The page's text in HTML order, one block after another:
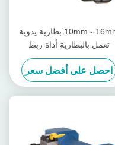
10mm - 16mm بطارية يدوية
تعمل بالبطارية أداة ربط
بلاستيكية غير مغلقة
احصل على أفضل سعر